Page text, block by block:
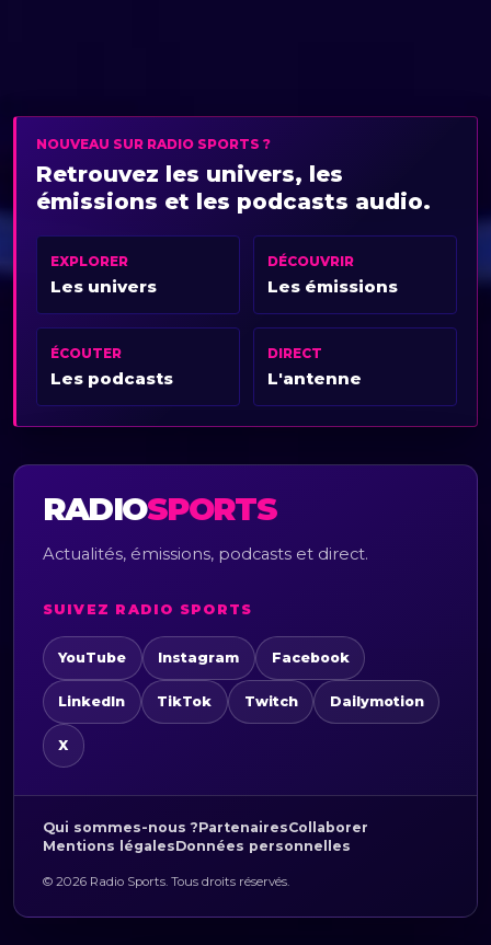
NOUVEAU SUR RADIO SPORTS ?
Retrouvez les univers, les
émissions et les podcasts audio.
EXPLORER
Les univers
DÉCOUVRIR
Les émissions
ÉCOUTER
Les podcasts
DIRECT
L'antenne
RADIOSPORTS
Actualités, émissions, podcasts et direct.
SUIVEZ RADIO SPORTS
YouTube Instagram Facebook
LinkedIn TikTok Twitch Dailymotion
X
Qui sommes-nous ?PartenairesCollaborer
Mentions légalesDonnées personnelles
© 2026 Radio Sports. Tous droits réservés.